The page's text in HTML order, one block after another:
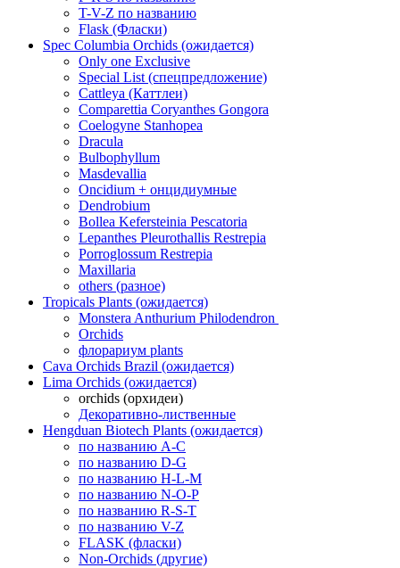
T-V-Z по названию
Flask (Фласки)
Spec Columbia Orchids (ожидается)
Only one Exclusive
Special List (спецпредложение)
Cattleya (Каттлеи)
Comparettia Coryanthes Gongora
Coelogyne Stanhopea
Dracula
Bulbophyllum
Masdevallia
Oncidium + онцидиумные
Dendrobium
Bollea Kefersteinia Pescatoria
Lepanthes Pleurothallis Restrepia
Porroglossum Restrepia
Maxillaria
others (разное)
Tropicals Plants (ожидается)
​​​​​​​Monstera Anthurium Philodendron
Orchids
флорариум plants
Cava Orchids Brazil (ожидается)
Lima Orchids (ожидается)
orchids (орхидеи)
Декоративно-лиственные
Hengduan Biotech Plants (ожидается)
по названию A-C
по названию D-G
по названию H-L-M
по названию N-O-P
по названию R-S-T
по названию V-Z
FLASK (фласки)
Non-Orchids (другие)